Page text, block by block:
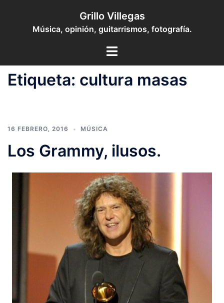
contenido
Grillo Villegas
Música, opinión, guitarrismos, fotografía.
Toggle
Etiqueta: cultura masas
16 FEBRERO, 2016 MÚSICA
Los Grammy, ilusos.